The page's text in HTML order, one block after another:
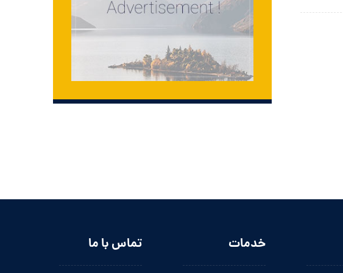
خدمات تماس با ما